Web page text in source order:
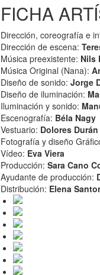
FICHA
Dirección, coreografía e
Dirección de escena:
Música preexistente: Nils
Música Original (Nana):
Diseño de sonido: Jorge
Diseño de iluminación:
Iluminación y sonido:
Escenografía: Béla Nagy
Vestuario: Dolores Durán
Fotografía y diseño
Vídeo: Eva Viera
Producción: Sara Cano
Ayudante de producción:
Distribución: Elena